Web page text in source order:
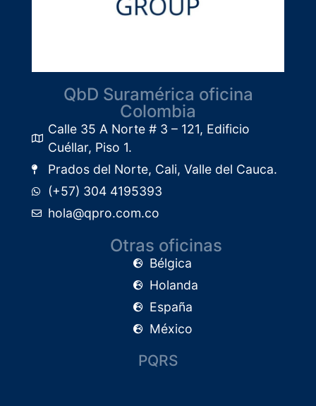
QbD Suramérica oficina
Colombia
Calle 35 A Norte # 3 – 121, Edificio
Cuéllar, Piso 1.​
Prados del Norte, Cali, Valle del Cauca.
(+57) 304 4195393
hola@qpro.com.co
Otras oficinas
Bélgica
Holanda
España
México
PQRS